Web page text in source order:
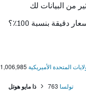
من البيانات لك
دقيقة بنسبة 100٪؟
المتحدة الأميريكية 1,006,985
تولسا 763 ذا مايو هوتل